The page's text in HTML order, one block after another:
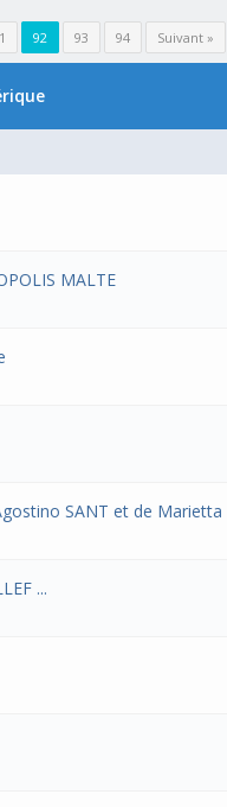
92 93 94 Suivant »
MALTE
SANT et de Marietta
...